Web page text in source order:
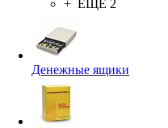
+ ЕЩЕ 2
Денежные ящики